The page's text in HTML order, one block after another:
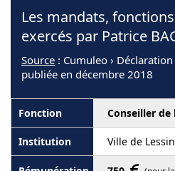
Les mandats,
exercés par Patrice
Source : Cumuleo ›
publiée en décembre 2018
Conseiller
Ville de